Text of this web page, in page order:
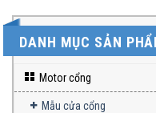
DANH MỤC SẢN
Motor cổng
Mẫu cửa cổng